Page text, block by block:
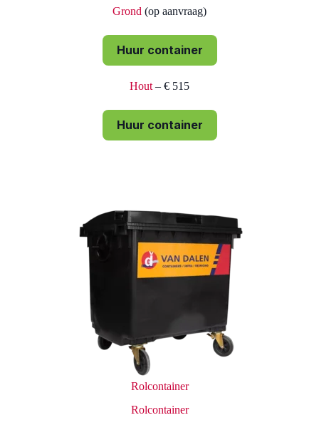
Grond (op aanvraag)
Huur container
Hout – € 515
Huur container
Rolcontainer
Rolcontainer